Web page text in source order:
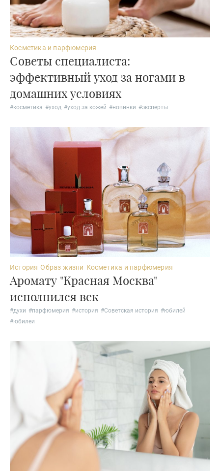
Косметика и парфюмерия
Советы специалиста:
эффективный уход за ногами в
домашних условиях
#косметика #уход #уход за кожей #новинки #эксперты
История Образ жизни Косметика и парфюмерия
Аромату "Красная Москва"
исполнился век
#духи #парфюмерия #история #Советская история #юбилей
#юбилеи